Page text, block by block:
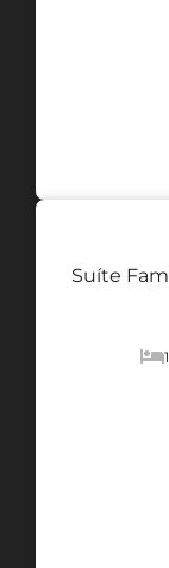
Suíte